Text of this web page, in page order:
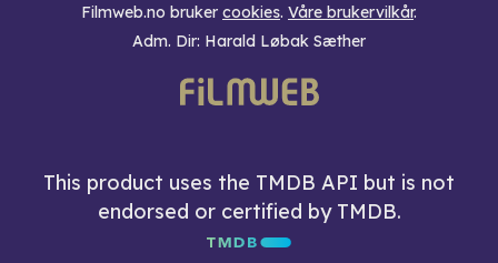
Filmweb.no bruker cookies. Våre brukervilkår.
Adm. Dir: Harald Løbak Sæther
This product uses the TMDB API but is not
endorsed or certified by TMDB.